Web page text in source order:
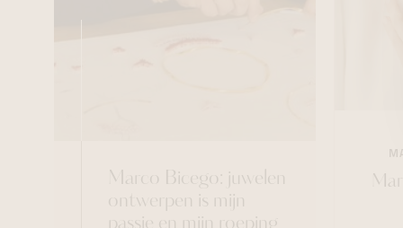
Marco Bicego: juwelen
ontwerpen is mijn
passie en mijn roeping